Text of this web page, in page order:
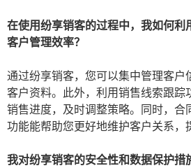
在使用纷享销客的过程中，我如何利
客户管理效率？
通过纷享销客，您可以集中管理客户
客户资料。此外，利用销售线索跟踪
销售进度，及时调整策略。同时，合
功能能帮助您更好地维护客户关系，
我对纷享销客的安全性和数据保护措